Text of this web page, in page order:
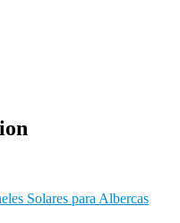
Solares para Albercas